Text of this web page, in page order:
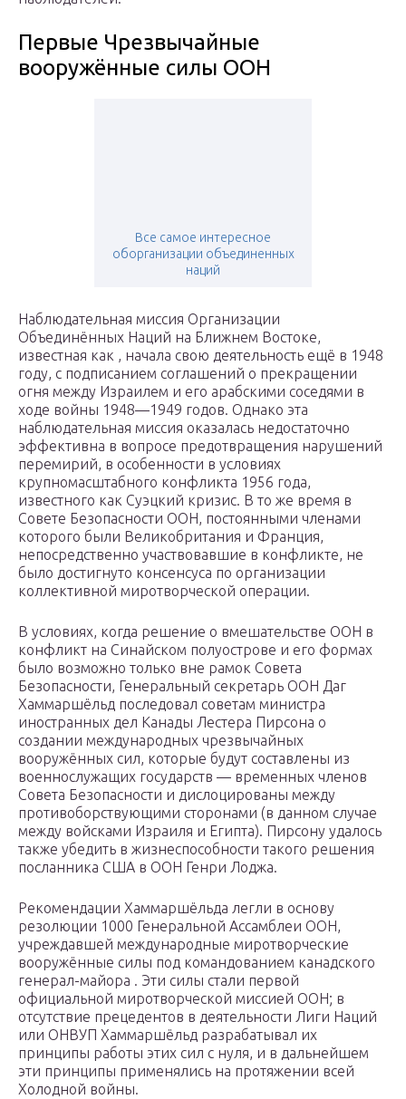
Первые Чрезвычайные
вооружённые силы ООН
Все самое интересное
оборганизации объединенных
наций
Наблюдательная миссия Организации
Объединённых Наций на Ближнем Востоке,
известная как , начала свою деятельность ещё в 1948
году, с подписанием соглашений о прекращении
огня между Израилем и его арабскими соседями в
ходе войны 1948—1949 годов. Однако эта
наблюдательная миссия оказалась недостаточно
эффективна в вопросе предотвращения нарушений
перемирий, в особенности в условиях
крупномасштабного конфликта 1956 года,
известного как Суэцкий кризис. В то же время в
Совете Безопасности ООН, постоянными членами
которого были Великобритания и Франция,
непосредственно участвовавшие в конфликте, не
было достигнуто консенсуса по организации
коллективной миротворческой операции.
В условиях, когда решение о вмешательстве ООН в
конфликт на Синайском полуострове и его формах
было возможно только вне рамок Совета
Безопасности, Генеральный секретарь ООН Даг
Хаммаршёльд последовал советам министра
иностранных дел Канады Лестера Пирсона о
создании международных чрезвычайных
вооружённых сил, которые будут составлены из
военнослужащих государств — временных членов
Совета Безопасности и дислоцированы между
противоборствующими сторонами (в данном случае
между войсками Израиля и Египта). Пирсону удалось
также убедить в жизнеспособности такого решения
посланника США в ООН Генри Лоджа.
Рекомендации Хаммаршёльда легли в основу
резолюции 1000 Генеральной Ассамблеи ООН,
учреждавшей международные миротворческие
вооружённые силы под командованием канадского
генерал-майора . Эти силы стали первой
официальной миротворческой миссией ООН; в
отсутствие прецедентов в деятельности Лиги Наций
или ОНВУП Хаммаршёльд разрабатывал их
принципы работы этих сил с нуля, и в дальнейшем
эти принципы применялись на протяжении всей
Холодной войны.